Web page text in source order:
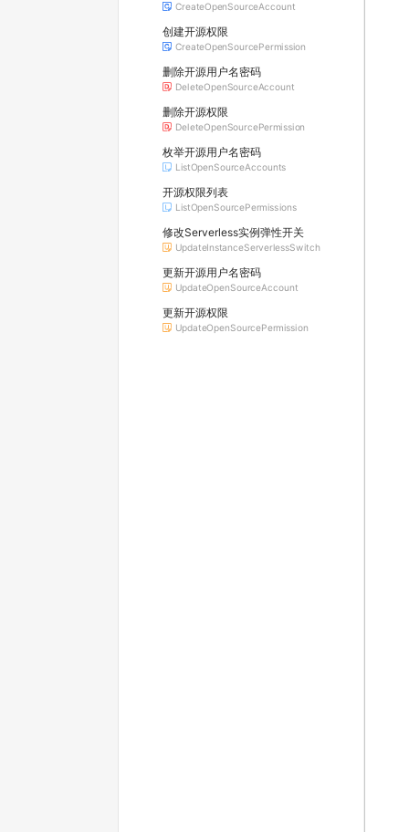
CreateOpenSourceAccount
创建开源权限
CreateOpenSourcePermission
删除开源用户名密码
DeleteOpenSourceAccount
删除开源权限
DeleteOpenSourcePermission
枚举开源用户名密码
ListOpenSourceAccounts
开源权限列表
ListOpenSourcePermissions
修改Serverless实例弹性开关
UpdateInstanceServerlessSwitch
更新开源用户名密码
UpdateOpenSourceAccount
更新开源权限
UpdateOpenSourcePermission